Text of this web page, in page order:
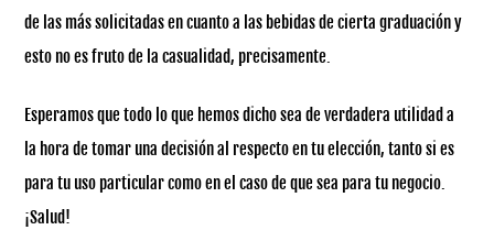
de las más solicitadas en cuanto a las bebidas de cierta graduación y
esto no es fruto de la casualidad, precisamente.
Esperamos que todo lo que hemos dicho sea de verdadera utilidad a
la hora de tomar una decisión al respecto en tu elección, tanto si es
para tu uso particular como en el caso de que sea para tu negocio.
¡Salud!